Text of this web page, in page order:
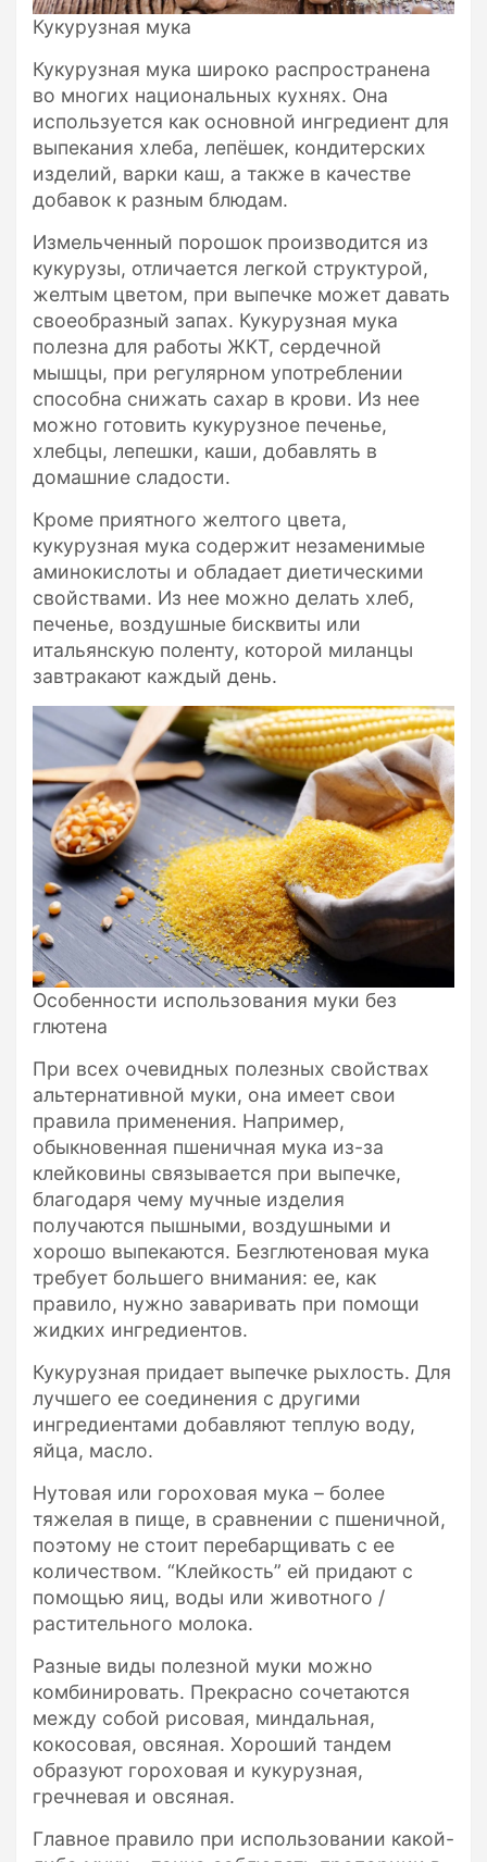
Кукурузная мука
Кукурузная мука широко распространена
во многих национальных кухнях. Она
используется как основной ингредиент для
выпекания хлеба, лепёшек, кондитерских
изделий, варки каш, а также в качестве
добавок к разным блюдам.
Измельченный порошок производится из
кукурузы, отличается легкой структурой,
желтым цветом, при выпечке может давать
своеобразный запах. Кукурузная мука
полезна для работы ЖКТ, сердечной
мышцы, при регулярном употреблении
способна снижать сахар в крови. Из нее
можно готовить кукурузное печенье,
хлебцы, лепешки, каши, добавлять в
домашние сладости.
Кроме приятного желтого цвета,
кукурузная мука содержит незаменимые
аминокислоты и обладает диетическими
свойствами. Из нее можно делать хлеб,
печенье, воздушные бисквиты или
итальянскую поленту, которой миланцы
завтракают каждый день.
Особенности использования муки без
глютена
При всех очевидных полезных свойствах
альтернативной муки, она имеет свои
правила применения. Например,
обыкновенная пшеничная мука из-за
клейковины связывается при выпечке,
благодаря чему мучные изделия
получаются пышными, воздушными и
хорошо выпекаются. Безглютеновая мука
требует большего внимания: ее, как
правило, нужно заваривать при помощи
жидких ингредиентов.
Кукурузная придает выпечке рыхлость. Для
лучшего ее соединения с другими
ингредиентами добавляют теплую воду,
яйца, масло.
Нутовая или гороховая мука – более
тяжелая в пище, в сравнении с пшеничной,
поэтому не стоит перебарщивать с ее
количеством. “Клейкость” ей придают с
помощью яиц, воды или животного /
растительного молока.
Разные виды полезной муки можно
комбинировать. Прекрасно сочетаются
между собой рисовая, миндальная,
кокосовая, овсяная. Хороший тандем
образуют гороховая и кукурузная,
гречневая и овсяная.
Главное правило при использовании какой-